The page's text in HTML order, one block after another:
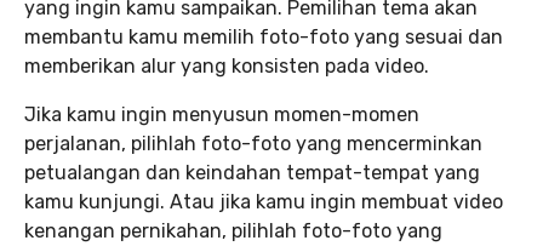
yang ingin kamu sampaikan. Pemilihan tema akan
membantu kamu memilih foto-foto yang sesuai dan
memberikan alur yang konsisten pada video.
Jika kamu ingin menyusun momen-momen
perjalanan, pilihlah foto-foto yang mencerminkan
petualangan dan keindahan tempat-tempat yang
kamu kunjungi. Atau jika kamu ingin membuat video
kenangan pernikahan, pilihlah foto-foto yang